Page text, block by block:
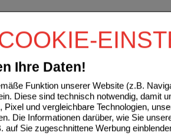
Ihre Daten!
Funktion unserer Website (z.B.
Diese sind technisch notwendig, damit
Pixel und vergleichbare Technologien,
Die Informationen darüber, wie Sie
auf Sie zugeschnittene Werbung